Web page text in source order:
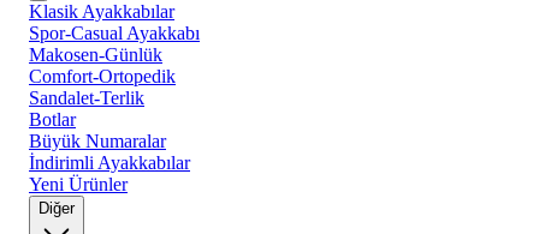
Klasik Ayakkabılar
Spor-Casual Ayakkabı
Makosen-Günlük
Comfort-Ortopedik
Sandalet-Terlik
Botlar
Büyük Numaralar
İndirimli Ayakkabılar
Yeni Ürünler
Diğer